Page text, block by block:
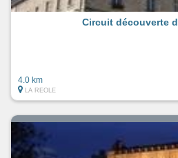
Circuit découverte
4.0 km
LA REOLE